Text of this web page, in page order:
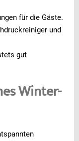
für die Gäste.
und
gut
Winter-